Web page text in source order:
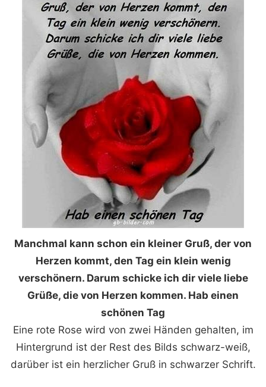
Manchmal kann schon ein kleiner Gruß, der von
Herzen kommt, den Tag ein klein wenig
verschönern. Darum schicke ich dir viele liebe
Grüße, die von Herzen kommen. Hab einen
schönen Tag
Eine rote Rose wird von zwei Händen gehalten, im
Hintergrund ist der Rest des Bilds schwarz-weiß,
darüber ist ein herzlicher Gruß in schwarzer Schrift.